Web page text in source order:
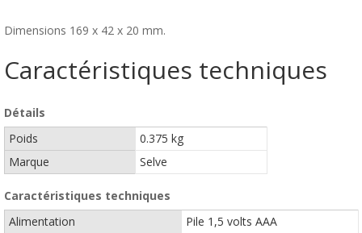
Dimensions 169 x 42 x 20 mm.
Caractéristiques techniques
Détails
Poids
0.375 kg
Marque
Selve
Caractéristiques techniques
Alimentation
Pile 1,5 volts AAA